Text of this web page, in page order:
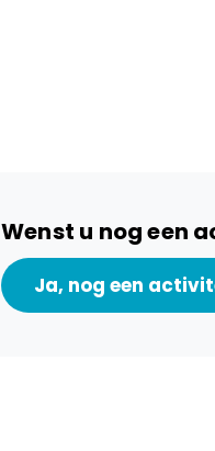
Wenst u nog een